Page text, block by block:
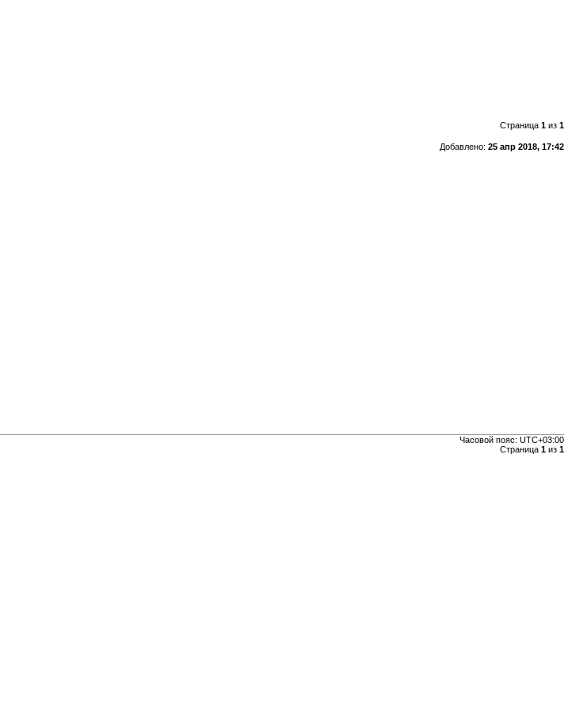
Страница 1из 1
Добавлено: 25 апр 2018, 17:42
Часовой пояс: UTC+03:00
Страница 1из 1